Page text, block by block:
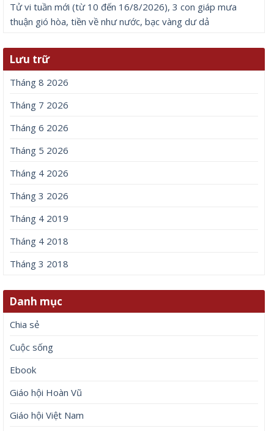
Tử vi tuần mới (từ 10 đến 16/8/2026), 3 con giáp mưa
thuận gió hòa, tiền về như nước, bạc vàng dư dả
Lưu trữ
Tháng 8 2026
Tháng 7 2026
Tháng 6 2026
Tháng 5 2026
Tháng 4 2026
Tháng 3 2026
Tháng 4 2019
Tháng 4 2018
Tháng 3 2018
Danh mục
Chia sẻ
Cuộc sống
Ebook
Giáo hội Hoàn Vũ
Giáo hội Việt Nam